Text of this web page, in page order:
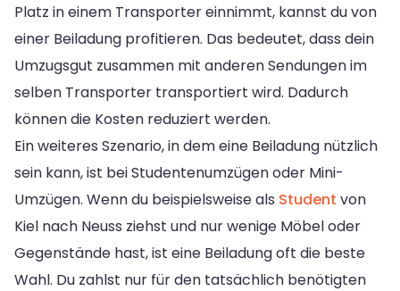
Platz in einem Transporter einnimmt, kannst du von
einer Beiladung profitieren. Das bedeutet, dass dein
Umzugsgut zusammen mit anderen Sendungen im
selben Transporter transportiert wird. Dadurch
können die Kosten reduziert werden.
Ein weiteres Szenario, in dem eine Beiladung nützlich
sein kann, ist bei Studentenumzügen oder Mini-
Umzügen. Wenn du beispielsweise als Student von
Kiel nach Neuss ziehst und nur wenige Möbel oder
Gegenstände hast, ist eine Beiladung oft die beste
Wahl. Du zahlst nur für den tatsächlich benötigten